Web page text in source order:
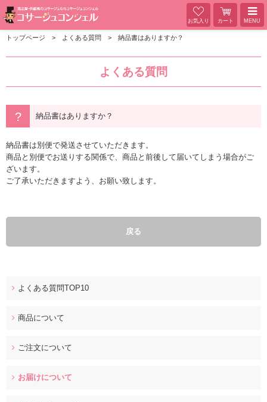
お気入り カート MENU
トップページ よくある質問 納品書はありますか？
よくある質問
納品書はありますか？
納品書は別便で発送させていただきます。
商品と別便でお送りする関係で、商品と前後して届いてしまう場合がご
ざいます。
ご了承いただきますよう、お願い致します。
戻る
よくある質問TOP10
商品について
ご注文について
お届けについて